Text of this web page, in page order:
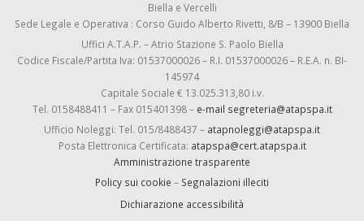
Biella e Vercelli
Sede Legale e Operativa : Corso Guido Alberto Rivetti, 8/B – 13900 Biella
Uffici A.T.A.P. – Atrio Stazione S. Paolo Biella
Codice Fiscale/Partita Iva: 01537000026 – R.I. 01537000026 – R.E.A. n. BI-
145974
Capitale Sociale € 13.025.313,80 i.v.
Tel. 0158488411 – Fax 015401398 – e-mail segreteria@atapspa.it
Ufficio Noleggi: Tel. 015/8488437 – atapnoleggi@atapspa.it
Posta Elettronica Certificata: atapspa@cert.atapspa.it
Amministrazione trasparente
Policy sui cookie – Segnalazioni illeciti
Dichiarazione accessibilità